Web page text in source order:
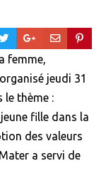
femme,
jeudi 31
le thème :
fille dans la
des valeurs
a servi de